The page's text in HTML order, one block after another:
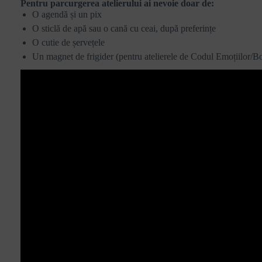
Pentru parcurgerea atelierului ai nevoie doar de:
O agendă și un pix
O sticlă de apă sau o cană cu ceai, după preferințe
O cutie de șervețele
Un magnet de frigider (pentru atelierele de Codul Emoțiilor/